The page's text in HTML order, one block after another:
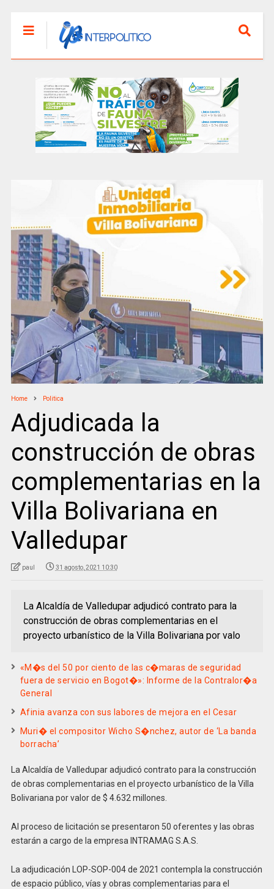
Home Politica
Adjudicada la
construcción de obras
complementarias en la
Villa Bolivariana en
Valledupar
paul 31 agosto, 2021 10:30
La Alcaldía de Valledupar adjudicó contrato para la
construcción de obras complementarias en el
proyecto urbanístico de la Villa Bolivariana por valo
«M�s del 50 por ciento de las c�maras de seguridad
fuera de servicio en Bogot�»: Informe de la Contralor�a
General
Afinia avanza con sus labores de mejora en el Cesar
Muri� el compositor Wicho S�nchez, autor de ‘La banda
borracha’
La Alcaldía de Valledupar adjudicó contrato para la construcción
de obras complementarias en el proyecto urbanístico de la Villa
Bolivariana por valor de $ 4.632 millones.
Al proceso de licitación se presentaron 50 oferentes y las obras
estarán a cargo de la empresa INTRAMAG S.A.S.
La adjudicación LOP-SOP-004 de 2021 contempla la construcción
de espacio público, vías y obras complementarias para el